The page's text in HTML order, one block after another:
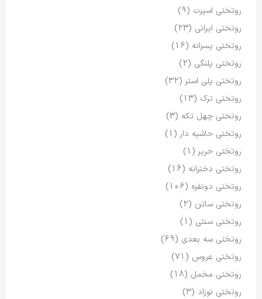
روتختی اسپرت (9)
روتختی ایرانی (23)
روتختی پسرانه (16)
روتختی پلنگی (2)
روتختی پلی استر (32)
روتختی ترک (13)
روتختی چهل تکه (3)
روتختی حاشیه دار (1)
روتختی حریر (1)
روتختی دخترانه (16)
روتختی دونفره (106)
روتختی ساتن (2)
روتختی سنتی (1)
روتختی سه بعدی (69)
روتختی عروس (71)
روتختی مخمل (18)
روتختی نوزاد (3)